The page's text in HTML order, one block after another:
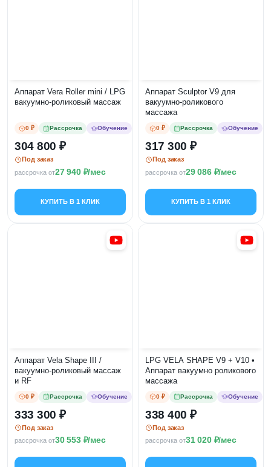
Аппарат Vera Roller mini / LPG
вакуумно-роликовый массаж
0 ₽ Рассрочка Обучение
304 800
Под заказ
рассрочка от27 940 /мес
КУПИТЬ В 1 КЛИК
Аппарат Sculptor V9 для
вакуумно-роликового
массажа
0 ₽ Рассрочка Обучение
317 300
Под заказ
рассрочка от29 086 /мес
КУПИТЬ В 1 КЛИК
Аппарат Vela Shape III /
вакуумно-роликовый массаж
и RF
0 ₽ Рассрочка Обучение
333 300
Под заказ
рассрочка от30 553 /мес
LPG VELA SHAPE V9 + V10 •
Аппарат вакуумно роликового
массажа
0 ₽ Рассрочка Обучение
338 400
Под заказ
рассрочка от31 020 /мес